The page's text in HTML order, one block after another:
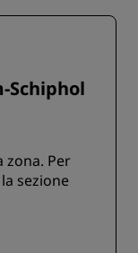
Schiphol
zona. Per
sezione